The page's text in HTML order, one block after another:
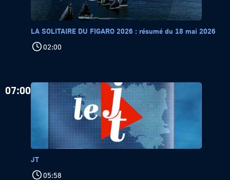
LA SOLITAIRE DU FIGARO 2026 : résumé du 18 mai 2026
02:00
07:00
JT
05:58